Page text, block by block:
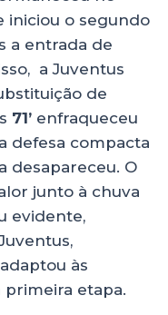
iniciou o segundo
a entrada de
a Juventus
de
71’ enfraqueceu
defesa compacta
desapareceu. O
junto à chuva
evidente,
às
primeira etapa.